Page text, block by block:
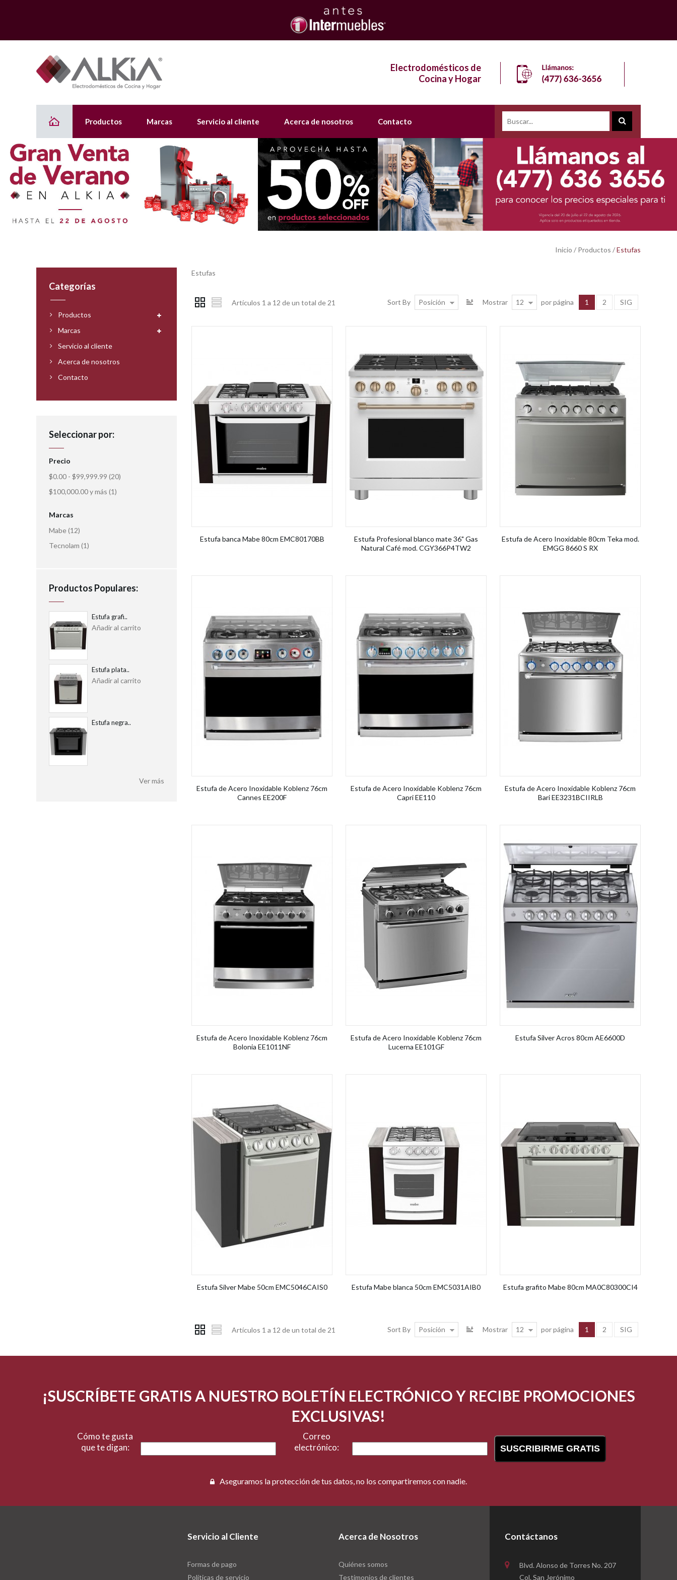
Electrodomésticos de
Cocina y Hogar
Marcas
Servicio al cliente Acerca de nosotros Contacto
Inicio / Productos /Estufas
Estufas
Artículos 1 a 12 de un total de 21 1 2 SIG
Mostrar 12 por página
Sort By Posición
Estufa banca Mabe 80cm EMC80170BB
Estufa Profesional blanco mate 36" Gas
Natural Café mod. CGY366P4TW2
Estufa de Acero Inoxidable 80cm Teka mod.
EMGG 8660 S RX
Estufa de Acero Inoxidable Koblenz 76cm
Cannes EE200F
Estufa de Acero Inoxidable Koblenz 76cm
Capri EE110
Estufa de Acero Inoxidable Koblenz 76cm
Bari EE3231BCIIRLB
Estufa de Acero Inoxidable Koblenz 76cm
Bolonia EE1011NF
Estufa de Acero Inoxidable Koblenz 76cm
Lucerna EE101GF
Estufa Silver Acros 80cm AE6600D
Estufa Silver Mabe 50cm EMC5046CAIS0 Estufa Mabe blanca 50cm EMC5031AIB0 Estufa grafito Mabe 80cm MA0C80300CI4
Artículos 1 a 12 de un total de 21 1 2 SIG
Mostrar 12 por página
Sort By Posición
Categorías
Productos
Marcas
Servicio al cliente
Acerca de nosotros
Contacto
Seleccionar por:
Precio
$0.00 - $99,999.99 (20)
$100,000.00y más (1)
Marcas
Mabe(12)
Tecnolam (1)
Productos Populares:
Estufa grafi..
Añadir al carrito
Estufa plata..
Añadir al carrito
Estufa negra..
Ver más
¡SUSCRÍBETE GRATIS A NUESTRO BOLETÍN ELECTRÓNICO Y RECIBE PROMOCIONES
EXCLUSIVAS!
Cómo te gusta
que te digan:
Correo
electrónico:
SUSCRIBIRME GRATIS
Aseguramos la protección de tus datos, no los compartiremos con nadie.
Servicio al Cliente
Formas de pago
Políticas de servicio
Acerca de Nosotros
Quiénes somos
Testimonios de clientes
Contáctanos
Blvd. Alonso de Torres No. 207
Col. San Jerónimo